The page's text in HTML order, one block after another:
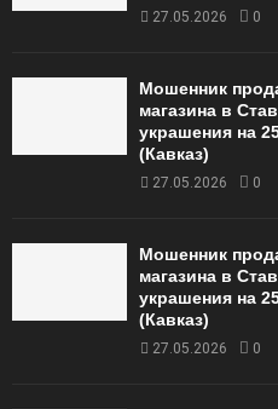
27.05.2026 0
Мошенник
магазина в
украшения на
(Кавказ)
27.05.2026 0
Мошенник
магазина в
украшения на
(Кавказ)
27.05.2026 0